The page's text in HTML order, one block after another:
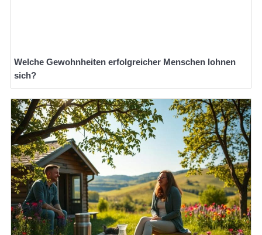
Welche Gewohnheiten erfolgreicher Menschen lohnen
sich?